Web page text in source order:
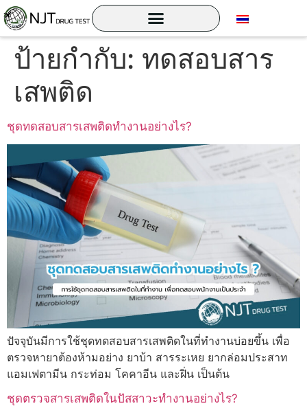
ป้ายกำกับ: ทดสอบสาร
เสพติด
ชุดทดสอบสารเสพติดทำงานอย่างไร?
ปัจจุบันมีการใช้ชุดทดสอบสารเสพติดในที่ทำงานบ่อยขึ้น เพื่อ
ตรวจหายาต้องห้ามอย่าง ยาบ้า สารระเหย ยากล่อมประสาท
แอมเฟตามีน กระท่อม โคคาอีน และฝิ่น เป็นต้น
ชุดตรวจสารเสพติดในปัสสาวะทำงานอย่างไร?